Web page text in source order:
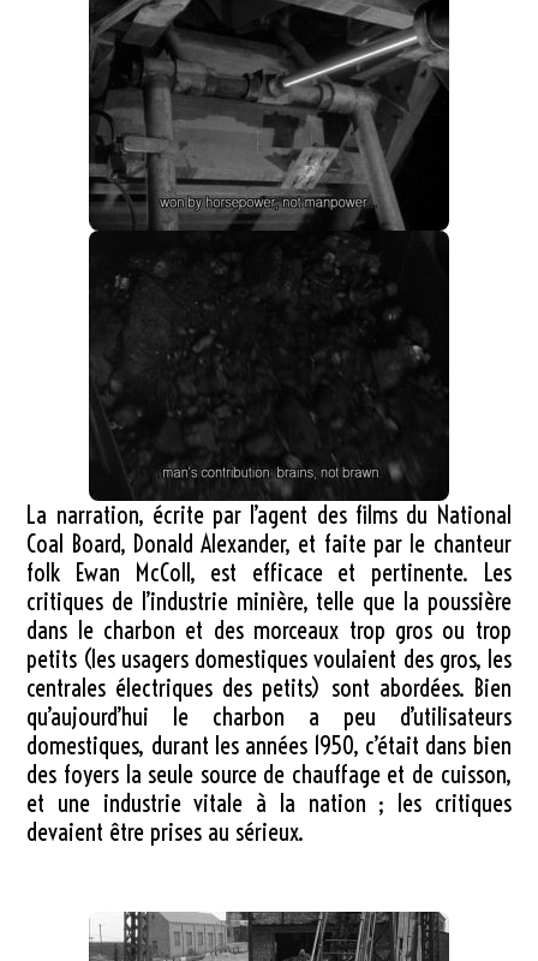
La narration, écrite par l’agent des films du National
Coal Board, Donald Alexander, et faite par le chanteur
folk Ewan McColl, est efficace et pertinente. Les
critiques de l’industrie minière, telle que la poussière
dans le charbon et des morceaux trop gros ou trop
petits (les usagers domestiques voulaient des gros, les
centrales électriques des petits) sont abordées. Bien
qu’aujourd’hui le charbon a peu d’utilisateurs
domestiques, durant les années 1950, c’était dans bien
des foyers la seule source de chauffage et de cuisson,
et une industrie vitale à la nation ; les critiques
devaient être prises au sérieux.